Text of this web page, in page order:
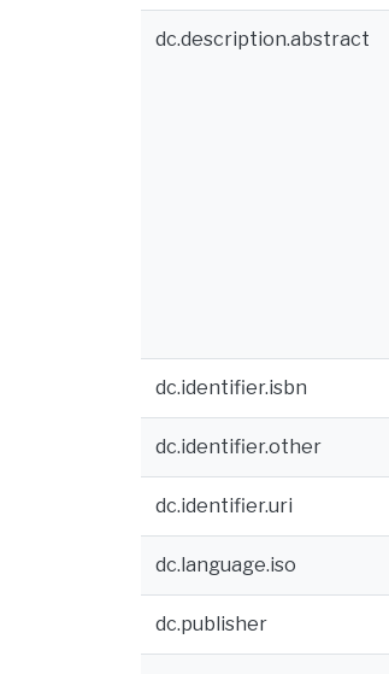
dc.description.abstract
dc.identifier.isbn
dc.identifier.other
dc.identifier.uri
dc.language.iso
dc.publisher